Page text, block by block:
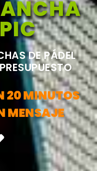
DE PÁDEL
20 MINUTOS
MENSAJE